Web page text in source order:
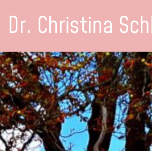
Dr. Christina